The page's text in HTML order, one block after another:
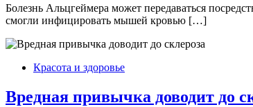
Болезнь Альцгеймера может передаваться
смогли инфицировать мышей кровью […]
Красота и здоровье
Вредная привычка доводит до